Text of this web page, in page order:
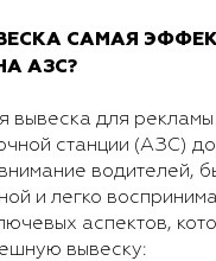
САМАЯ
АЗС?
вывеска для
станции (АЗС)
водителей,
и легко
аспектов,
вывеску: